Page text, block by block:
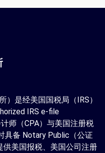
）是经美国国税局（IRS）
IRS e-file
师（CPA）与美国注册税
具备 Notary Public（公证
供美国报税、美国公司注册